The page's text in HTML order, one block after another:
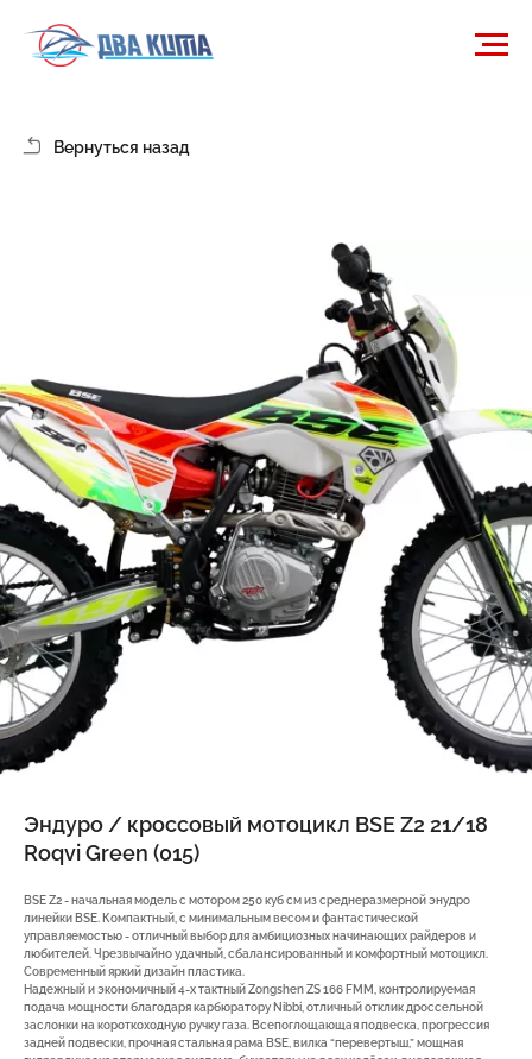
Эндуро / кроссовый мотоцикл BSE Z2 21/18
Roqvi Green (015)
BSE Z2 - начальная модель с мотором 250 куб см из среднеразмерной энудро
линейки BSE. Компактный, с минимальным весом и фантастической
управляемостью - отличный выбор для амбициозных начинающих райдеров и
любителей. Чрезвычайно удачный, сбалансированный и комфортный мотоцикл.
Современный яркий дизайн пластика.
Надежный и экономичный 4-х тактный Zongshen ZS 166 FMM, контролируемая
подача мощности благодаря карбюратору Nibbi, отличный отклик дроссельной
заслонки на короткоходную ручку газа. Всепоглощающая подвеска, прогрессия
задней подвески, прочная стальная рама BSE, вилка “перевертыш,” мощная